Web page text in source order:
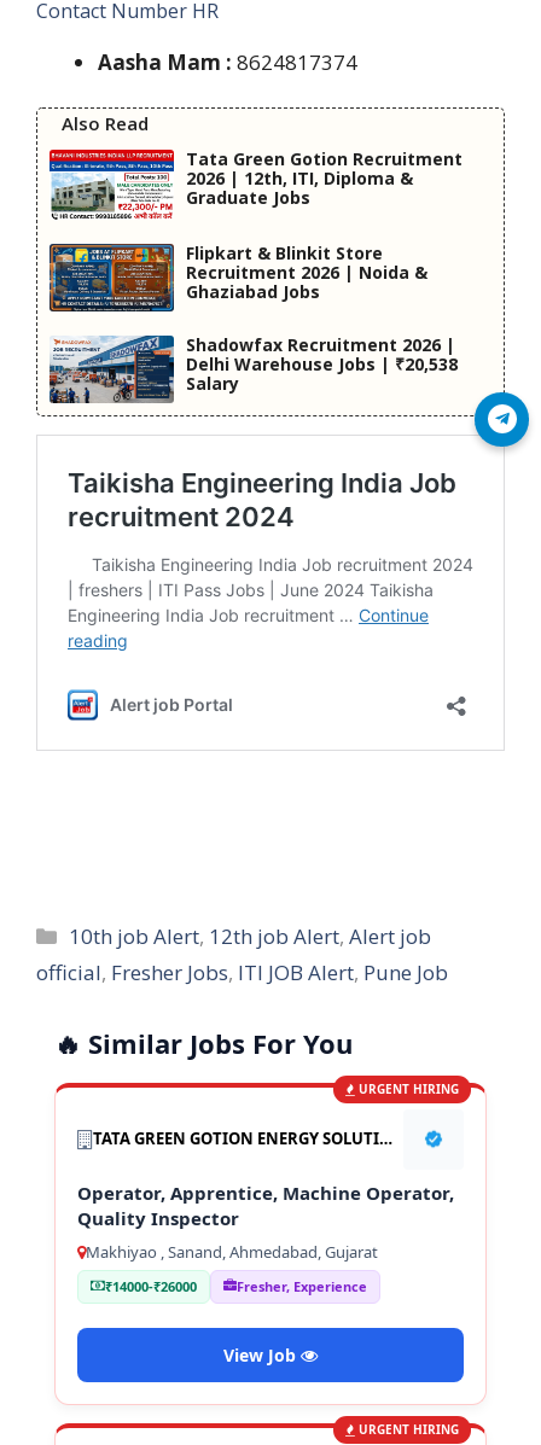
Join Telegram
Contact Number HR
Aasha Mam : 8624817374
Also Read
Tata Green Gotion Recruitment
2026 | 12th, ITI, Diploma &
Graduate Jobs
Flipkart & Blinkit Store
Recruitment 2026 | Noida &
Ghaziabad Jobs
Shadowfax Recruitment 2026 |
Delhi Warehouse Jobs | ₹20,538
Salary
Categories
10th job Alert, 12th job Alert,Alert job
official, Fresher Jobs, ITI JOB Alert, Pune Job
🔥 Similar Jobs For You
URGENT HIRING
TATA GREEN GOTION ENERGY SOLUTION PVT LTD
Operator, Apprentice, Machine Operator,
Quality Inspector
Makhiyao , Sanand, Ahmedabad, Gujarat
₹14000-₹26000 Fresher, Experience
View Job
URGENT HIRING